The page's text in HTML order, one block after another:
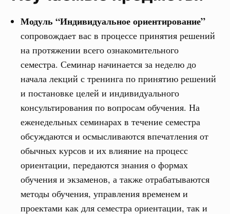
Модуль “Индивидуальное ориентирование”
сопровождает вас в процессе принятия решений
на протяжении всего ознакомительного
семестра. Семинар начинается за неделю до
начала лекций с тренинга по принятию решений
и постановке целей и индивидуального
консультирования по вопросам обучения. На
еженедельных семинарах в течение семестра
обсуждаются и осмысливаются впечатления от
обычных курсов и их влияние на процесс
ориентации, передаются знания о формах
обучения и экзаменов, а также отрабатываются
методы обучения, управления временем и
проектами как для семестра ориентации, так и